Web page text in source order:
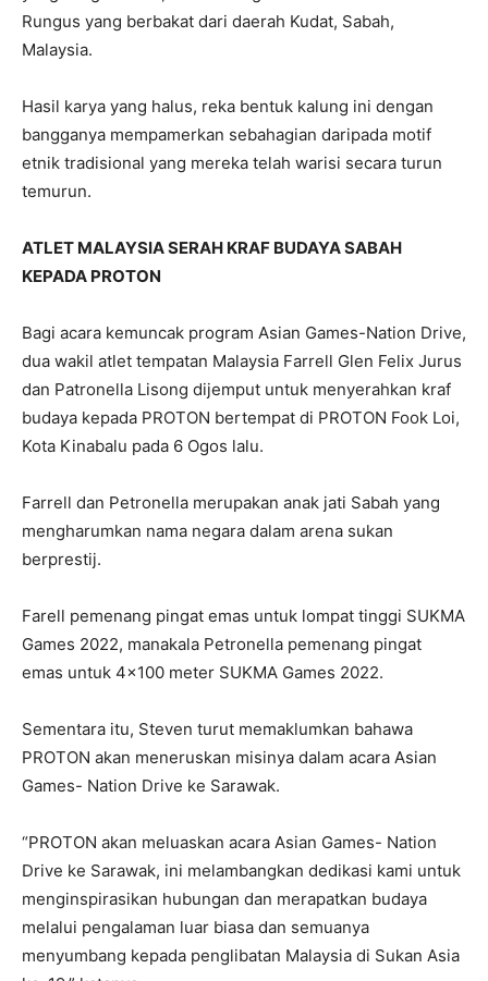
Rungus yang berbakat dari daerah Kudat, Sabah,
Malaysia.
Hasil karya yang halus, reka bentuk kalung ini dengan
bangganya mempamerkan sebahagian daripada motif
etnik tradisional yang mereka telah warisi secara turun
temurun.
ATLET MALAYSIA SERAH KRAF BUDAYA SABAH
KEPADA PROTON
Bagi acara kemuncak program Asian Games-Nation Drive,
dua wakil atlet tempatan Malaysia Farrell Glen Felix Jurus
dan Patronella Lisong dijemput untuk menyerahkan kraf
budaya kepada PROTON bertempat di PROTON Fook Loi,
Kota Kinabalu pada 6 Ogos lalu.
Farrell dan Petronella merupakan anak jati Sabah yang
mengharumkan nama negara dalam arena sukan
berprestij.
Farell pemenang pingat emas untuk lompat tinggi SUKMA
Games 2022, manakala Petronella pemenang pingat
emas untuk 4×100 meter SUKMA Games 2022.
Sementara itu, Steven turut memaklumkan bahawa
PROTON akan meneruskan misinya dalam acara Asian
Games- Nation Drive ke Sarawak.
“PROTON akan meluaskan acara Asian Games- Nation
Drive ke Sarawak, ini melambangkan dedikasi kami untuk
menginspirasikan hubungan dan merapatkan budaya
melalui pengalaman luar biasa dan semuanya
menyumbang kepada penglibatan Malaysia di Sukan Asia